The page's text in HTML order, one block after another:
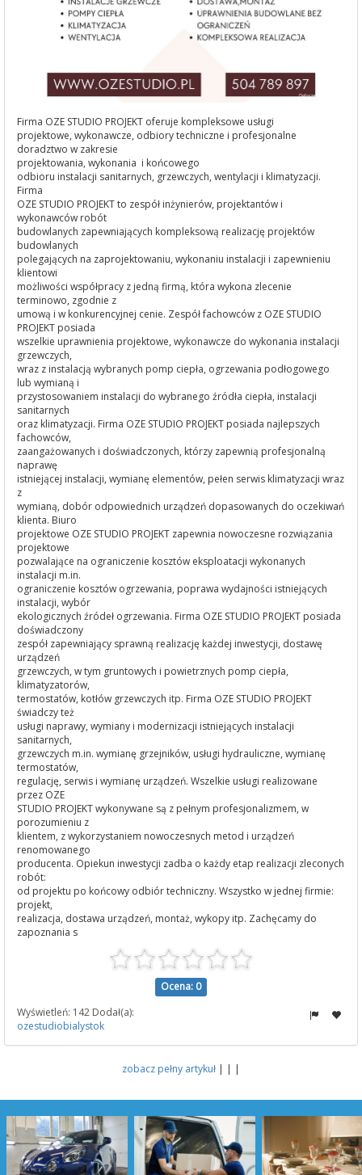
Firma OZE STUDIO PROJEKT oferuje kompleksowe usługi
projektowe, wykonawcze, odbiory techniczne i profesjonalne
doradztwo w zakresie
projektowania, wykonania i końcowego
odbioru instalacji sanitarnych, grzewczych, wentylacji i klimatyzacji.
Firma
OZE STUDIO PROJEKT to zespół inżynierów, projektantów i
wykonawców robót
budowlanych zapewniających kompleksową realizację projektów
budowlanych
polegających na zaprojektowaniu, wykonaniu instalacji i zapewnieniu
klientowi
możliwości współpracy z jedną firmą, która wykona zlecenie
terminowo, zgodnie z
umową i w konkurencyjnej cenie. Zespół fachowców z OZE STUDIO
PROJEKT posiada
wszelkie uprawnienia projektowe, wykonawcze do wykonania instalacji
grzewczych,
wraz z instalacją wybranych pomp ciepła, ogrzewania podłogowego
lub wymianą i
przystosowaniem instalacji do wybranego źródła ciepła, instalacji
sanitarnych
oraz klimatyzacji. Firma OZE STUDIO PROJEKT posiada najlepszych
fachowców,
zaangażowanych i doświadczonych, którzy zapewnią profesjonalną
naprawę
istniejącej instalacji, wymianę elementów, pełen serwis klimatyzacji wraz
z
wymianą, dobór odpowiednich urządzeń dopasowanych do oczekiwań
klienta. Biuro
projektowe OZE STUDIO PROJEKT zapewnia nowoczesne rozwiązania
projektowe
pozwalające na ograniczenie kosztów eksploatacji wykonanych
instalacji m.in.
ograniczenie kosztów ogrzewania, poprawa wydajności istniejących
instalacji, wybór
ekologicznych źródeł ogrzewania. Firma OZE STUDIO PROJEKT posiada
doświadczony
zespół zapewniający sprawną realizację każdej inwestycji, dostawę
urządzeń
grzewczych, w tym gruntowych i powietrznych pomp ciepła,
klimatyzatorów,
termostatów, kotłów grzewczych itp. Firma OZE STUDIO PROJEKT
świadczy też
usługi naprawy, wymiany i modernizacji istniejących instalacji
sanitarnych,
grzewczych m.in. wymianę grzejników, usługi hydrauliczne, wymianę
termostatów,
regulację, serwis i wymianę urządzeń. Wszelkie usługi realizowane
przez OZE
STUDIO PROJEKT wykonywane są z pełnym profesjonalizmem, w
porozumieniu z
klientem, z wykorzystaniem nowoczesnych metod i urządzeń
renomowanego
producenta. Opiekun inwestycji zadba o każdy etap realizacji zleconych
robót:
od projektu po końcowy odbiór techniczny. Wszystko w jednej firmie:
projekt,
realizacja, dostawa urządzeń, montaż, wykopy itp. Zachęcamy do
zapoznania s
Ocena: 0
Wyświetleń: 142 Dodał(a):
ozestudiobialystok
zobacz pełny artykuł | | |